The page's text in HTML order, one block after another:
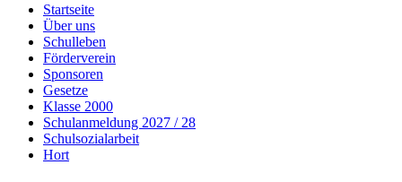
Startseite
Über uns
Schulleben
Förderverein
Sponsoren
Gesetze
Klasse 2000
Schulanmeldung 2027 / 28
Schulsozialarbeit
Hort